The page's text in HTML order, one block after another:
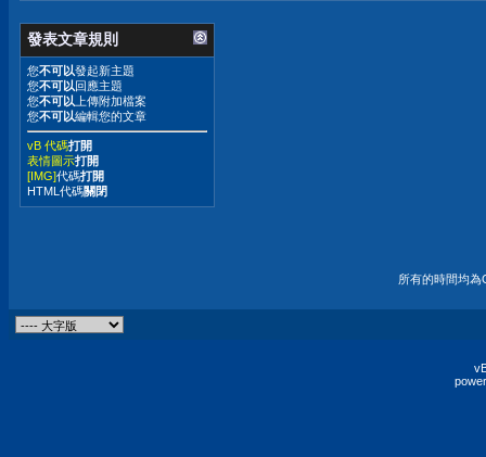
發表文章規則
您不可以發起新主題
您不可以回應主題
您不可以 上傳附加檔案
您不可以編輯您的文章
vB 代碼打開
表情圖示打開
[IMG]代碼打開
HTML代碼關閉
所有的時間均為